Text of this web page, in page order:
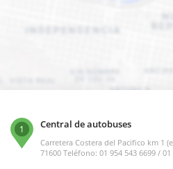
1 Central de autobuses
Carretera Costera del Pacifico km 1
71600 Teléfono: 01 954 543 6699 /